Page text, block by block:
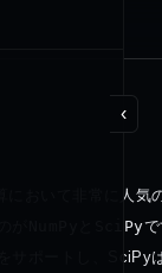
‹
において非常に人気
が
SciPy
サポートし、SciPy